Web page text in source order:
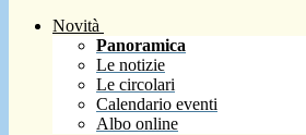
Novità
Panoramica
Le notizie
Le circolari
Calendario eventi
Albo online